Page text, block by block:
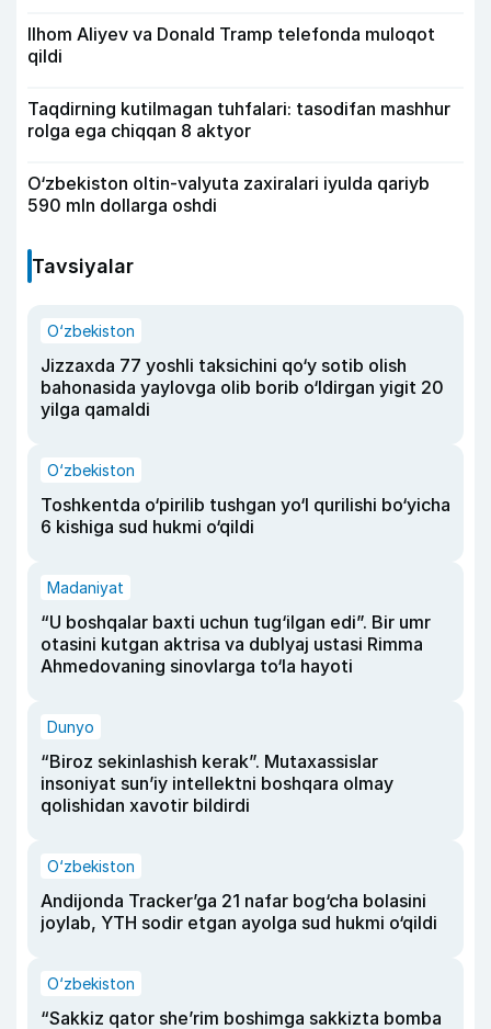
Ilhom Aliyev va Donald Tramp telefonda muloqot
qildi
Taqdirning kutilmagan tuhfalari: tasodifan mashhur
rolga ega chiqqan 8 aktyor
O‘zbekiston oltin-valyuta zaxiralari iyulda qariyb
590 mln dollarga oshdi
Tavsiyalar
O‘zbekiston
Jizzaxda 77 yoshli taksichini qo‘y sotib olish
bahonasida yaylovga olib borib o‘ldirgan yigit 20
yilga qamaldi
O‘zbekiston
Toshkentda o‘pirilib tushgan yo‘l qurilishi bo‘yicha
6 kishiga sud hukmi o‘qildi
Madaniyat
“U boshqalar baxti uchun tug‘ilgan edi”. Bir umr
otasini kutgan aktrisa va dublyaj ustasi Rimma
Ahmedovaning sinovlarga to‘la hayoti
Dunyo
“Biroz sekinlashish kerak”. Mutaxassislar
insoniyat sun’iy intellektni boshqara olmay
qolishidan xavotir bildirdi
O‘zbekiston
Andijonda Tracker’ga 21 nafar bog‘cha bolasini
joylab, YTH sodir etgan ayolga sud hukmi o‘qildi
O‘zbekiston
“Sakkiz qator she’rim boshimga sakkizta bomba